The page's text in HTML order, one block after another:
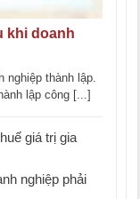
khi doanh
nghiệp thành lập.
lập công [...]
giá trị gia
nghiệp phải